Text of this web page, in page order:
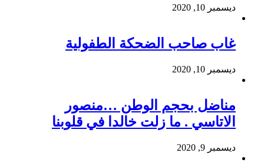
ديسمبر 10, 2020
غاب صاحب الضحكة الطفولية
ديسمبر 10, 2020
مناضل بحجم الوطن …منصور
الاتاسي . ما زلت خالدا في قلوبنا
ديسمبر 9, 2020